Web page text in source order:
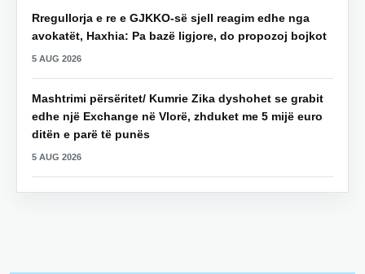
Rregullorja e re e GJKKO-së sjell reagim edhe nga
avokatët, Haxhia: Pa bazë ligjore, do propozoj bojkot
5 AUG 2026
Mashtrimi përsëritet/ Kumrie Zika dyshohet se grabit
edhe një Exchange në Vlorë, zhduket me 5 mijë euro
ditën e parë të punës
5 AUG 2026